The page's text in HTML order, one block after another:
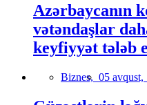
Azərbaycanın
vətəndaşlar
keyfiyyət tələb
Biznes, 05 avqust,